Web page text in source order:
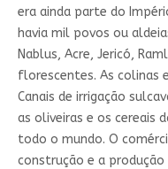
era ainda parte do
havia mil povos ou
Nablus, Acre, Jericó,
florescentes. As colinas
Canais de irrigação
as oliveiras e os cereais
todo o mundo. O
construção e a